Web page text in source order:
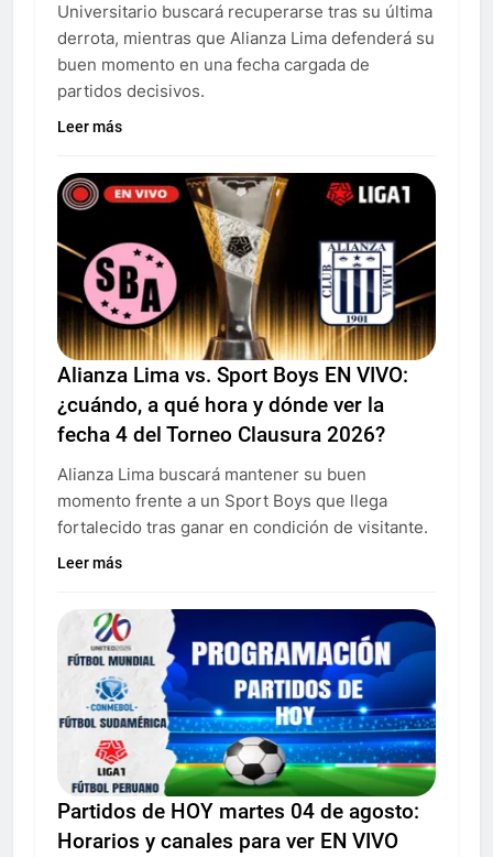
Universitario buscará recuperarse tras su última
derrota, mientras que Alianza Lima defenderá su
buen momento en una fecha cargada de
partidos decisivos.
Leer más
Alianza Lima vs. Sport Boys EN VIVO:
¿cuándo, a qué hora y dónde ver la
fecha 4 del Torneo Clausura 2026?
Alianza Lima buscará mantener su buen
momento frente a un Sport Boys que llega
fortalecido tras ganar en condición de visitante.
Leer más
Partidos de HOY martes 04 de agosto:
Horarios y canales para ver EN VIVO